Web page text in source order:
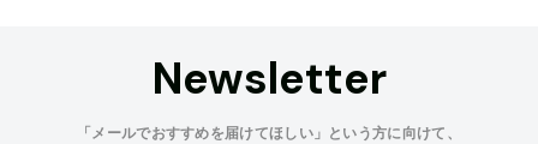
Newsletter
「メールでおすすめを届けてほしい」という方に向けて、